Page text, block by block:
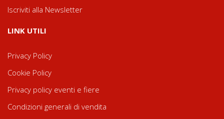
Iscriviti alla Newsletter
LINK UTILI
Privacy Policy
Cookie Policy
Privacy policy eventi e fiere
Condizioni generali di vendita